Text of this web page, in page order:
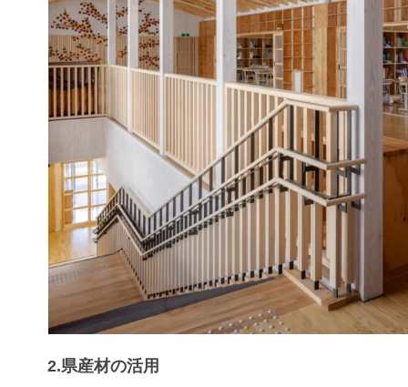
2.県産材の活用